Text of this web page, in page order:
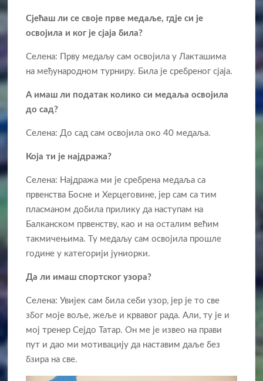
Сјећаш ли се своје прве медаље, гдје си је
освојила и ког је сјаја била?
Селена: Прву медаљу сам освојила у Лакташима
на међународном турниру. Била је сребреног сјаја.
А имаш ли податак колико си медаља освојила
до сад?
Селена: До сад сам освојила око 40 медаља.
Која ти је најдража?
Селена: Најдража ми је сребрена медаља са
првенства Босне и Херцеговине, јер сам са тим
пласманом добила прилику да наступам на
Балканском првенству, као и на осталим већим
такмичењима. Ту медаљу сам освојила прошле
године у категорији јуниорки.
Да ли имаш спортског узора?
Селена: Увијек сам била себи узор, јер је то све
због моје воље, жеље и крвавог рада. Али, ту је и
мој тренер Сејдо Татар. Он ме је извео на прави
пут и дао ми мотивацију да наставим даље без
бзира на све.